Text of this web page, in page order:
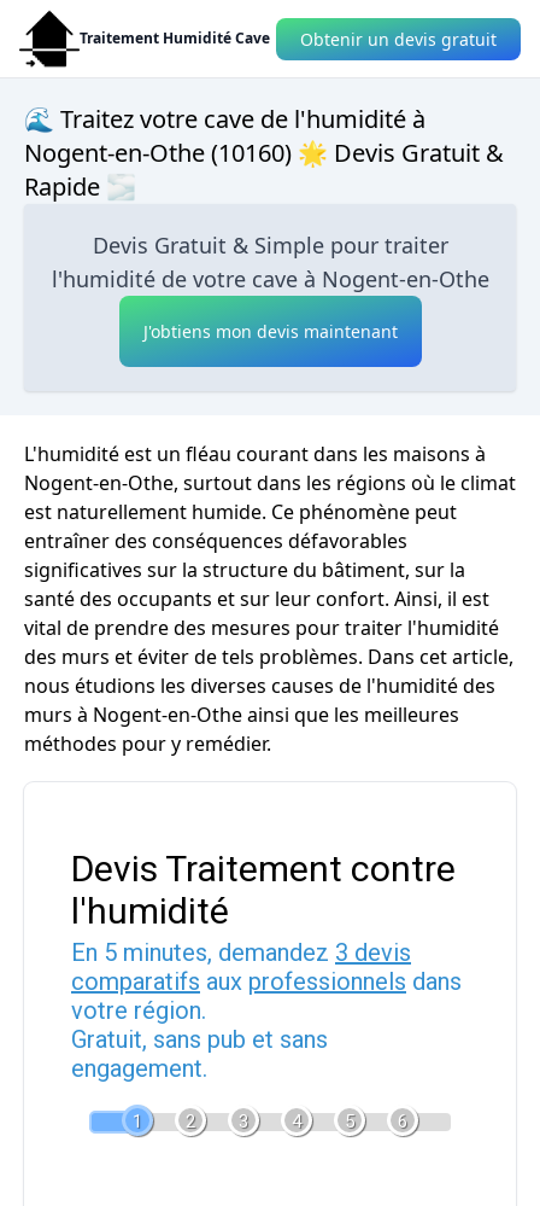
Traitement Humidité Cave Obtenir un devis gratuit
🌊 Traitez votre cave de l'humidité à
Nogent-en-Othe (10160) 🌟 Devis Gratuit &
Rapide 🌫
Devis Gratuit & Simple pour traiter
l'humidité de votre cave à Nogent-en-Othe
J'obtiens mon devis maintenant
L'humidité est un fléau courant dans les maisons à
Nogent-en-Othe, surtout dans les régions où le climat
est naturellement humide. Ce phénomène peut
entraîner des conséquences défavorables
significatives sur la structure du bâtiment, sur la
santé des occupants et sur leur confort. Ainsi, il est
vital de prendre des mesures pour traiter l'humidité
des murs et éviter de tels problèmes. Dans cet article,
nous étudions les diverses causes de l'humidité des
murs à Nogent-en-Othe ainsi que les meilleures
méthodes pour y remédier.
Devis Traitement contre
l'humidité
En 5 minutes, demandez 3 devis
comparatifs aux professionnels dans
votre région.
Gratuit, sans pub et sans
engagement.
1 2 3 4 5 6